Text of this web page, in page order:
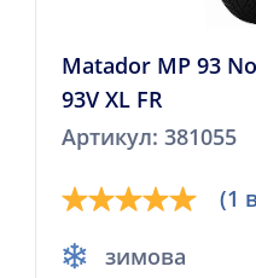
Matador MP 93
93V XL FR
Артикул: 381055
(1
зимова